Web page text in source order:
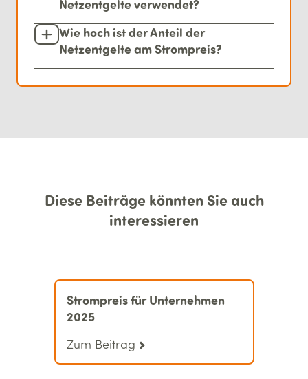
Netzentgelte verwendet?
Wie hoch ist der Anteil der
Netzentgelte am Strompreis?
Diese Beiträge könnten Sie auch
interessieren
Strompreis für Unternehmen
2025
Zum Beitrag